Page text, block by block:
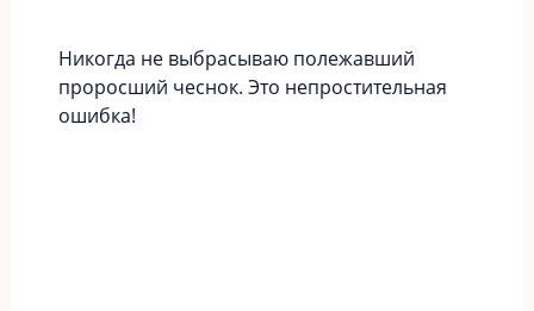
Никогда не выбрасываю полежавший
проросший чеснок. Это непростительная
ошибка!